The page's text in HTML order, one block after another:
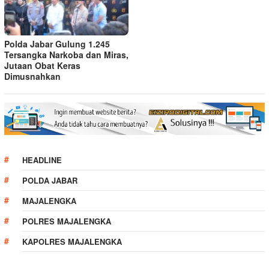
Polda Jabar Gulung 1.245
Tersangka Narkoba dan Miras,
Jutaan Obat Keras
Dimusnahkan
HEADLINE
POLDA JABAR
MAJALENGKA
POLRES MAJALENGKA
KAPOLRES MAJALENGKA